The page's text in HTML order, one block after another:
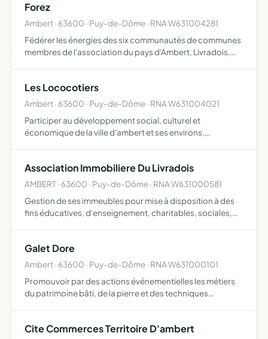
Forez
Ambert · 63600 · Puy-de-Dôme · RNA W631004281
Fédérer les énergies des six communautés de communes
membres de l'association du pays d'Ambert, Livradois,
Les Lococotiers
Ambert · 63600 · Puy-de-Dôme · RNA W631004021
Participer au développement social, culturel et
économique de la ville d'ambert et ses environs,
ruraux dans leur dimen…
Association Immobiliere Du Livradois
AMBERT · 63600 · Puy-de-Dôme · RNA W631000581
Gestion de ses immeubles pour mise à disposition à des
fins éducatives, d'enseignement, charitables, sociales,
Galet Dore
Ambert · 63600 · Puy-de-Dôme · RNA W631000101
Promouvoir par des actions événementielles les métiers
du patrimoine bâti, de la pierre et des techniques
act…
Cite Commerces Territoire D'ambert